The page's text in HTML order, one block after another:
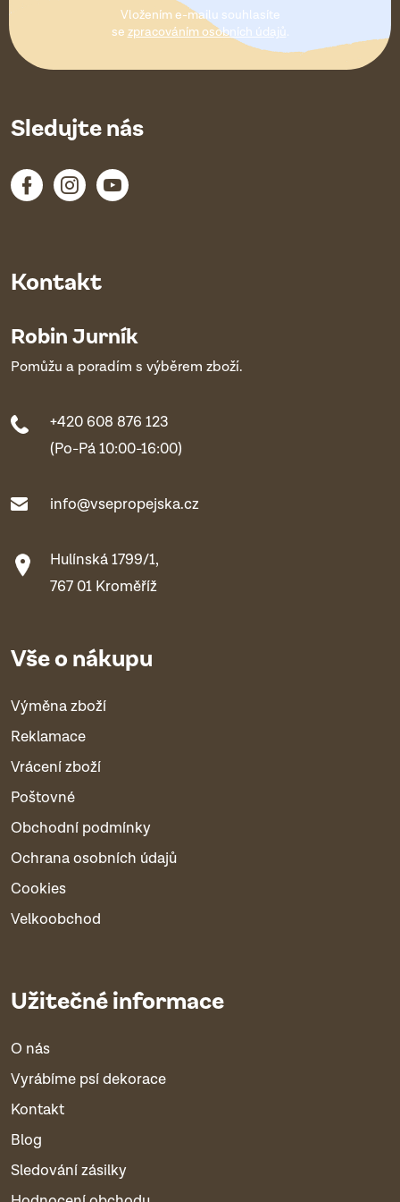
Vložením e-mailu souhlasíte
se zpracováním osobních údajů.
Kontakt
Robin Jurník
Pomůžu a poradím s výběrem zboží.
+420 608 876 123
(Po-Pá 10:00-16:00)
info@vsepropejska.cz
Hulínská 1799/1,
767 01 Kroměříž
Vše o nákupu
Výměna zboží
Reklamace
Vrácení zboží
Poštovné
Obchodní podmínky
Ochrana osobních údajů
Cookies
Velkoobchod
Užitečné informace
O nás
Vyrábíme psí dekorace
Kontakt
Blog
Sledování zásilky
Sledujte nás